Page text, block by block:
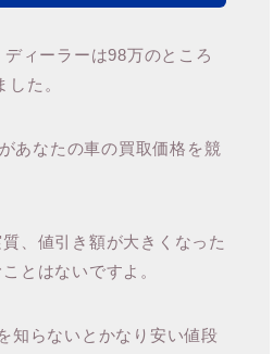
ィーラーは98万のところ
た。
あなたの車の買取価格を競
、値引き額が大きくなった
とはないですよ。
知らないとかなり安い値段